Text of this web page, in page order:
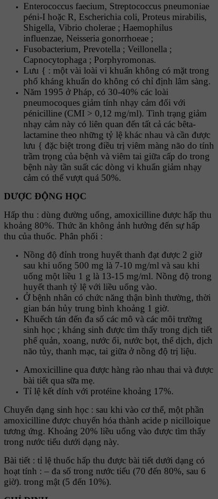
Enterococcus faecium, Streptococcus pneumoniae
péni-I hoặc R, Escherichia coli, Proteus mirabilis,
Shigella, Vibrio cholerae ; Haemophilus
influenzae, Neisseria gonorrhoeae ;
Fusobacterium, Prevotella ; Veillonella ;
Capnocytophaga ; Porphyromonas.
Lưu { : một vài loài vi khuẩn không có mặt trong
phổ kháng khuẩn do không có chỉ định lâm sàng.
Năm 1995 ở Pháp, có 30-40% các loài
pneumocoques giảm tính nhạy cảm đối với
pénicilline (CMI > 0,12 mg/ml). Tình trạng giảm
nhạy cảm này có liên quan đến tất cả các bêta-
lactamine theo những tỷ lệ khác nhau và cần được
lưu { đặc biệt trong điều trị viêm màng não do tính
trầm trọng của bệnh và viêm tai giữa cấp do trong
bệnh này tần suất các dòng vi khuẩn giảm nhạy
cảm có thể vượt quá 50%.
DƯỢC ĐỘNG HỌC
Hấp thu : dùng đường uống, amoxicilline được hấp thu
khoảng 80%. Thức ăn không ảnh hưởng đến sự hấp
thu của thuốc. Phân phối :
Nồng độ đỉnh trong huyết thanh đạt được 2 giờ
sau khi uống 500 mg là 7-10 mg/ml và sau khi
uống một liều 1 g là 13-15 mg/ml. Nồng độ trong
huyết thanh tỷ lệ với liều uống vào.
Ở bệnh nhân có chức năng thận bình thường, thời
gian bán hủy trung bình khoảng 1 giờ.
Khuếch tán đến đa số các mô và các môi trường
sinh học ; kháng sinh được tìm thấy trong dịch tiết
phế quản, xoang, nước ối, nước bọt, thể dịch, dịch
não tủy, thanh mạc, tai giữa ở nồng độ trị liệu.
Amoxicilline qua được hàng rào nhau thai và được
bài tiết qua sữa mẹ.
Tỉ lệ kết dính với protéine khoảng 17%.
Chuyển dạng sinh học : sau khi vào cơ thể, một phần
amoxicilline được chuyển hóa thành acide p nicilloique
tương ứng. Khoảng 20% liều uống vào được tìm thấy
trong nước tiểu dưới dạng này.
Bài tiết : tỉ lệ thuốc hấp thu được bài tiết dưới dạng có
hoạt tính : – đa số trong nước tiểu (70 đến 80%, sau 6
giờ). trong mật (5 đến 10%).